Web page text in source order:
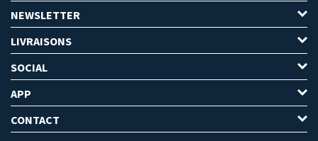
NEWSLETTER
LIVRAISONS
SOCIAL
APP
CONTACT